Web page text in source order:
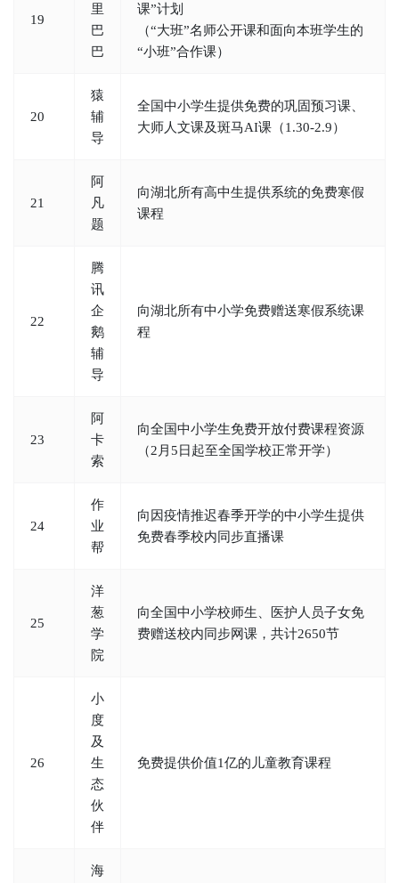
19
里
巴
巴
课”计划
（“大班”名师公开课和面向本班学生的
“小班”合作课）
20
猿
辅
导
全国中小学生提供免费的巩固预习课、
大师人文课及斑马AI课（1.30-2.9）
21
阿
凡
题
向湖北所有高中生提供系统的免费寒假
课程
22
腾
讯
企
鹅
辅
导
向湖北所有中小学免费赠送寒假系统课
程
23
阿
卡
索
向全国中小学生免费开放付费课程资源
（2月5日起至全国学校正常开学）
24
作
业
帮
向因疫情推迟春季开学的中小学生提供
免费春季校内同步直播课
25
洋
葱
学
院
向全国中小学校师生、医护人员子女免
费赠送校内同步网课，共计2650节
26
小
度
及
生
态
伙
伴
免费提供价值1亿的儿童教育课程
海